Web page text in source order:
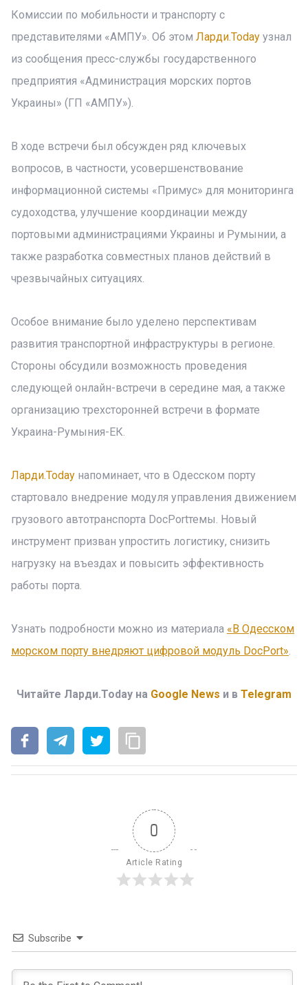
Комиссии по мобильности и транспорту с
представителями «АМПУ». Об этом Ларди.Today узнал
из сообщения пресс-службы государственного
предприятия «Администрация морских портов
Украины» (ГП «АМПУ»).
В ходе встречи был обсужден ряд ключевых
вопросов, в частности, усовершенствование
информационной системы «Примус» для мониторинга
судоходства, улучшение координации между
портовыми администрациями Украины и Румынии, а
также разработка совместных планов действий в
чрезвычайных ситуациях.
Особое внимание было уделено перспективам
развития транспортной инфраструктуры в регионе.
Стороны обсудили возможность проведения
следующей онлайн-встречи в середине мая, а также
организацию трехсторонней встречи в формате
Украина-Румыния-ЕК.
Ларди.Today напоминает, что в Одесском порту
стартовало внедрение модуля управления движением
грузового автотранспорта DocPortтемы. Новый
инструмент призван упростить логистику, снизить
нагрузку на въездах и повысить эффективность
работы порта.
Узнать подробности можно из материала «В Одесском
морском порту внедряют цифровой модуль DocPort».
Читайте Ларди.Today на Google News и в Telegram
0
Article Rating
Subscribe